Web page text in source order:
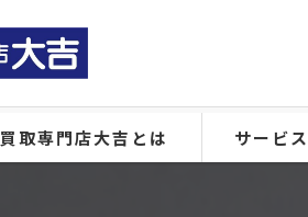
買取専門店大吉とは サービス